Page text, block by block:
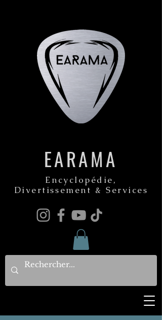
EARAMA
Encyclopédie,
Divertissement & Services